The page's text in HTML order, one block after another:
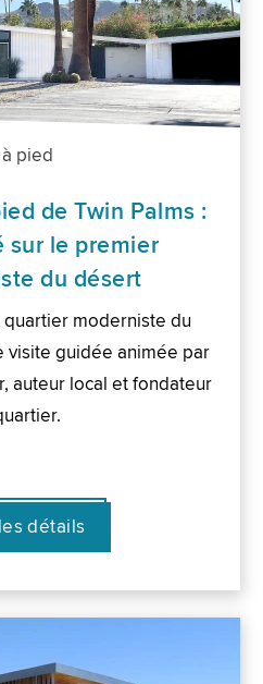
pied
de Twin Palms :
sur le premier
du désert
moderniste du
visite guidée animée par
auteur local et fondateur
détails